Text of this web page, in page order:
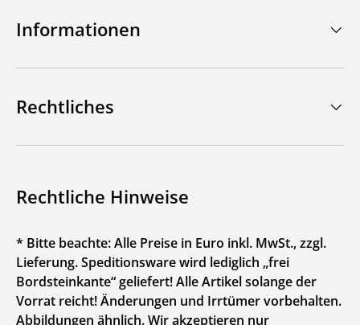
Informationen
Rechtliches
Rechtliche Hinweise
* Bitte beachte: Alle Preise in Euro inkl. MwSt., zzgl.
Lieferung. Speditionsware wird lediglich „frei
Bordsteinkante“ geliefert! Alle Artikel solange der
Vorrat reicht! Änderungen und Irrtümer vorbehalten.
Abbildungen ähnlich. Wir akzeptieren nur